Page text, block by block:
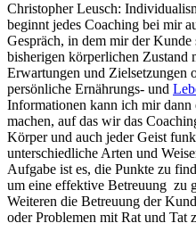
Christopher Leusch:
beginnt jedes Coaching bei mir
Gespräch, in dem mir der Kunde
bisherigen körperlichen Zustand
Erwartungen und Zielsetzungen
persönliche Ernährungs- und
Informationen kann ich mir
machen, auf das wir das
Körper und auch jeder Geist
unterschiedliche Arten und
Aufgabe ist es, die Punkte zu
um eine effektive Betreuung zu
Weiteren die Betreuung der
oder Problemen mit Rat und Tat